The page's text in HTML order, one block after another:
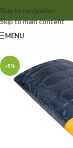
Skip to navigation
Skip to main content
MENU
-5%